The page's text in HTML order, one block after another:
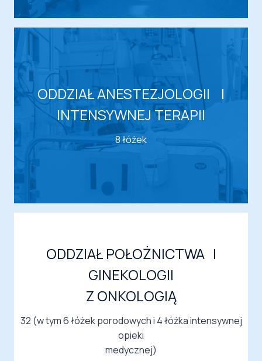
ODDZIAŁ ANESTEZJOLOGII I
INTENSYWNEJ TERAPII
8 łóżek
ODDZIAŁ POŁOŻNICTWA I
GINEKOLOGII
Z ONKOLOGIĄ
32 (w tym 6 łóżek porodowych i 4 łóżka intensywnej
opieki
medycznej)